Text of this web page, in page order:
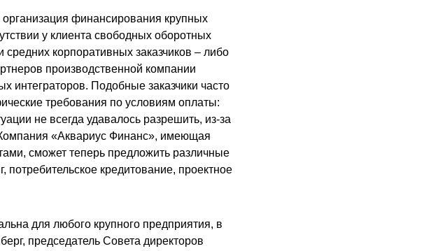
финансирования крупных
у клиента свободных оборотных
корпоративных заказчиков – либо
производственной компании
интеграторов. Подобные заказчики часто
требования по условиям оплаты:
не всегда удавалось разрешить, из-за
Компания «Аквариус Финанс», имеющая
сможет теперь предложить различные
кредитование, проектное
для любого крупного предприятия, в
председатель Совета директоров